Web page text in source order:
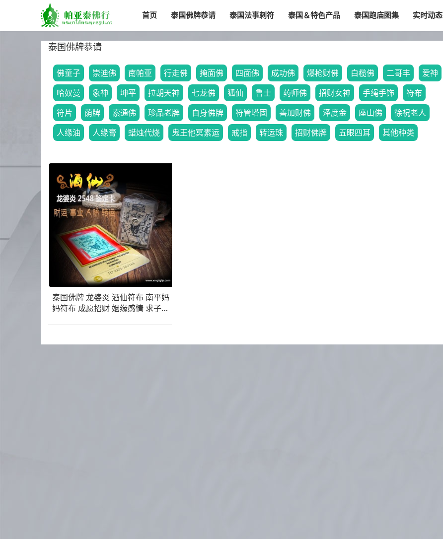
首页 泰国佛牌恭请 泰国法事刺符 泰国＆特色产品 泰国跑庙图集 实时动态
泰国佛牌恭请
佛童子 崇迪佛 南帕亚 行走佛 掩面佛 四面佛 成功佛 爆枪财佛 白榄佛 二哥丰
爱神
哈奴曼
象神 坤平 拉胡天神 七龙佛 狐仙 鲁士 药师佛 招财女神 手绳手饰
符布
符片
荫牌 索通佛 珍品老牌 自身佛牌 符管塔固 善加财佛 泽度金 座山佛
徐祝老人
人缘油
人缘膏 蜡烛代烧 鬼王他冥素运 戒指 转运珠 招财佛牌 五眼四耳 其他种类
泰国佛牌 龙婆炎 酒仙符布 南平妈
妈符布 成愿招财 姻缘感情 求子纳